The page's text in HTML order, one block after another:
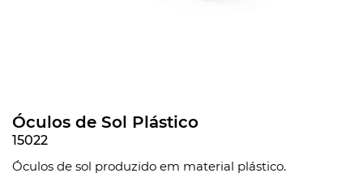
Óculos de Sol Plástico
15022
Óculos de sol produzido em material plástico.